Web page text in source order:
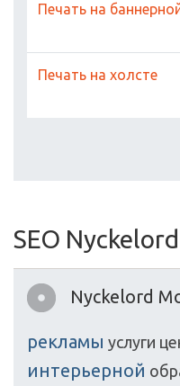
Печать на
Печать на холсте
SEO Nyckelord
Nyckelord
рекламы услуги
интерьерной